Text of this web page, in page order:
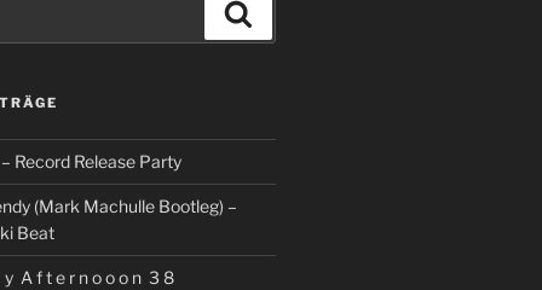
Record Release Party
(Mark Machulle Bootleg) –
Beat
y A f t e r n o o o n 3 8